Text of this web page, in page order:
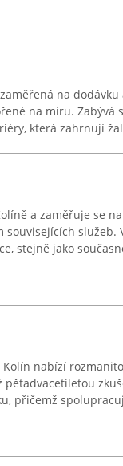
na
na míru. Zabývá
která zahrnují
a zaměřuje se
souvisejících služeb.
stejně jako
Kolín nabízí
pětadvacetiletou
přičemž